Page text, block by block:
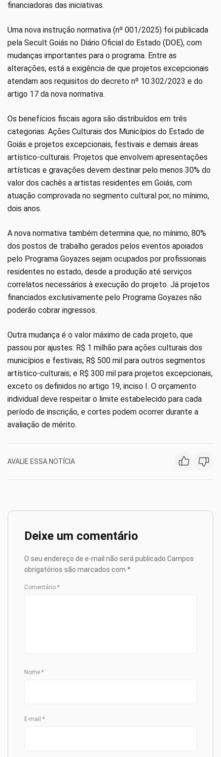
financiadoras das iniciativas.
Uma nova instrução normativa (nº 001/2025) foi publicada
pela Secult Goiás no Diário Oficial do Estado (DOE), com
mudanças importantes para o programa. Entre as
alterações, está a exigência de que projetos excepcionais
atendam aos requisitos do decreto nº 10.302/2023 e do
artigo 17 da nova normativa.
Os benefícios fiscais agora são distribuídos em três
categorias: Ações Culturais dos Municípios do Estado de
Goiás e projetos excepcionais, festivais e demais áreas
artístico-culturais. Projetos que envolvem apresentações
artísticas e gravações devem destinar pelo menos 30% do
valor dos cachês a artistas residentes em Goiás, com
atuação comprovada no segmento cultural por, no mínimo,
dois anos.
A nova normativa também determina que, no mínimo, 80%
dos postos de trabalho gerados pelos eventos apoiados
pelo Programa Goyazes sejam ocupados por profissionais
residentes no estado, desde a produção até serviços
correlatos necessários à execução do projeto. Já projetos
financiados exclusivamente pelo Programa Goyazes não
poderão cobrar ingressos.
Outra mudança é o valor máximo de cada projeto, que
passou por ajustes: R$ 1 milhão para ações culturais dos
municípios e festivais; R$ 500 mil para outros segmentos
artístico-culturais; e R$ 300 mil para projetos excepcionais,
exceto os definidos no artigo 19, inciso I. O orçamento
individual deve respeitar o limite estabelecido para cada
período de inscrição, e cortes podem ocorrer durante a
avaliação de mérito.
AVALIE ESSA NOTÍCIA
Deixe um comentário
O seu endereço de e-mail não será publicado.Campos
obrigatórios são marcados com *
Comentário *
Nome *
E-mail *